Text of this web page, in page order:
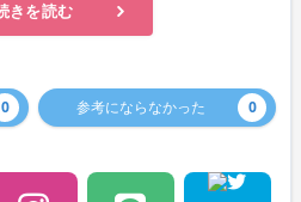
きを読む
0 参考にならなかった 0